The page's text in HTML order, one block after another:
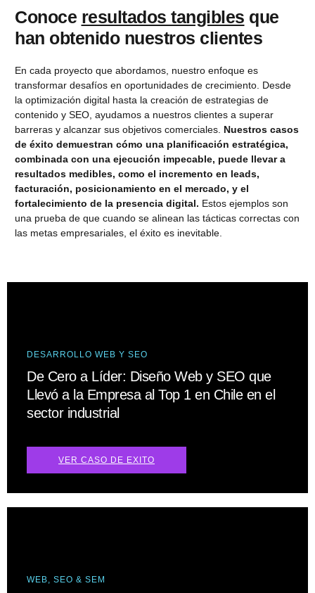
Conoce resultados tangibles que
han obtenido nuestros clientes
En cada proyecto que abordamos, nuestro enfoque es
transformar desafíos en oportunidades de crecimiento. Desde
la optimización digital hasta la creación de estrategias de
contenido y SEO, ayudamos a nuestros clientes a superar
barreras y alcanzar sus objetivos comerciales. Nuestros casos
de éxito demuestran cómo una planificación estratégica,
combinada con una ejecución impecable, puede llevar a
resultados medibles, como el incremento en leads,
facturación, posicionamiento en el mercado, y el
fortalecimiento de la presencia digital. Estos ejemplos son
una prueba de que cuando se alinean las tácticas correctas con
las metas empresariales, el éxito es inevitable.
DESARROLLO WEB Y SEO
De Cero a Líder: Diseño Web y SEO que
Llevó a la Empresa al Top 1 en Chile en el
sector industrial
VER CASO DE EXITO
WEB, SEO & SEM